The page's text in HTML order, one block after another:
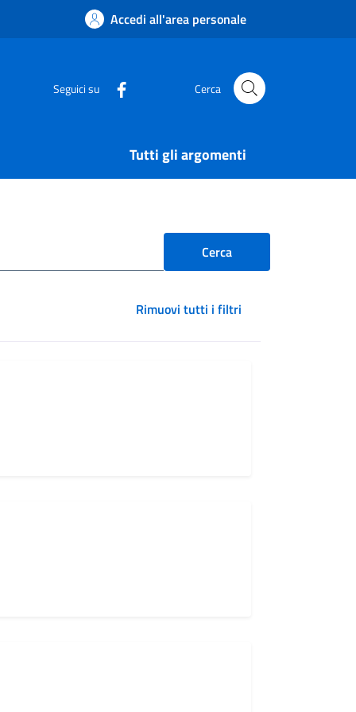
Accedi all'area personale
Seguici su Cerca
Tutti gli argomenti
Rimuovi tutti i filtri